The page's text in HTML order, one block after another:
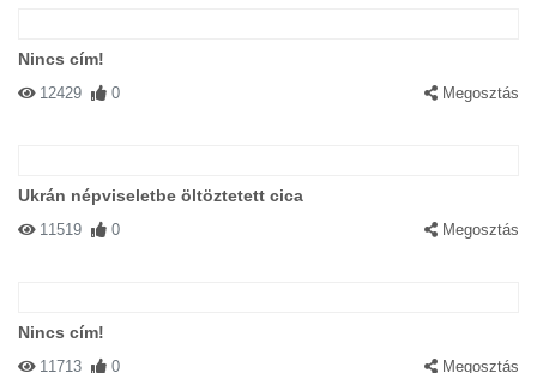
Nincs cím!
12429 0 Megosztás
Ukrán népviseletbe öltöztetett cica
11519 0 Megosztás
Nincs cím!
11713 0 Megosztás